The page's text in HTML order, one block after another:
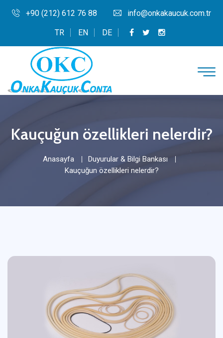
+90 (212) 612 76 88 info@onkakaucuk.com.tr
TR EN DE
Kauçuğun özellikleri nelerdir?
Anasayfa
Duyurular & Bilgi Bankası
Kauçuğun özellikleri nelerdir?